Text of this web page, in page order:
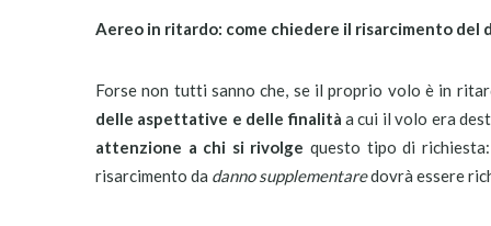
Aereo in ritardo: come chiedere il risarcimento del
Forse non tutti sanno che, se il proprio volo è in
delle aspettative e delle finalità a cui il volo era
attenzione a chi si rivolge questo tipo di
risarcimento da danno supplementaredovrà essere